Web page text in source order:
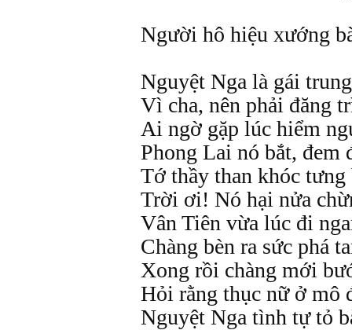
Người hô hiệu xướng
Nguyệt Nga là gái
Vì cha, nên phải đăng
Ai ngờ gặp lúc hiểm
Phong Lai nó bắt, đem
Tớ thầy than khóc tưng
Trời ơi! Nó hại nửa
Vân Tiên vừa lúc đi
Chàng bèn ra sức phá
Xong rồi chàng mới
Hỏi rằng thục nữ ở mô
Nguyệt Nga tình tự tỏ